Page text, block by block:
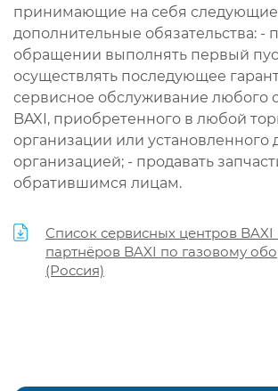
принимающие на себя следующие
дополнительные обязательства: -
обращении выполнять первый
осуществлять последующее
сервисное обслуживание любого
BAXI, приобретенного в любой
организации или установленного
организацией; - продавать
обратившимся лицам.
Список сервисных центров
партнёров BAXI по газовому
(Россия)